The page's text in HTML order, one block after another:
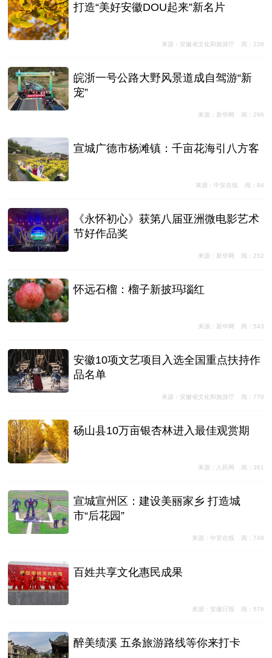
打造“美好安徽DOU起来”新名片
来源：安徽省文化和旅游厅 阅：226
皖浙一号公路大野风景道成自驾游“新
宠”
来源：新华网 阅：296
宣城广德市杨滩镇：千亩花海引八方客
来源：中安在线 阅：84
《永怀初心》获第八届亚洲微电影艺术
节好作品奖
来源：新华网 阅：252
怀远石榴：榴子新披玛瑙红
来源：新华网 阅：543
安徽10项文艺项目入选全国重点扶持作
品名单
来源：安徽省文化和旅游厅 阅：770
砀山县10万亩银杏林进入最佳观赏期
来源：人民网 阅：361
宣城宣州区：建设美丽家乡 打造城
市“后花园”
来源：中安在线 阅：749
百姓共享文化惠民成果
来源：安徽日报 阅：576
醉美绩溪 五条旅游路线等你来打卡